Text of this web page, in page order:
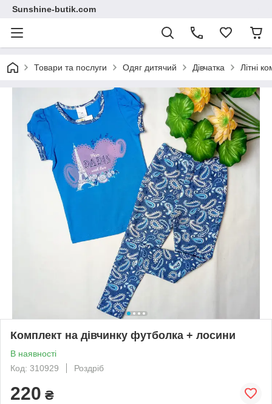
Sunshine-butik.com
Товари та послуги Одяг дитячий Дівчатка Літні
Комплект на дівчинку футболка + лосини
В наявності
Код: 310929
Роздріб
220 ₴